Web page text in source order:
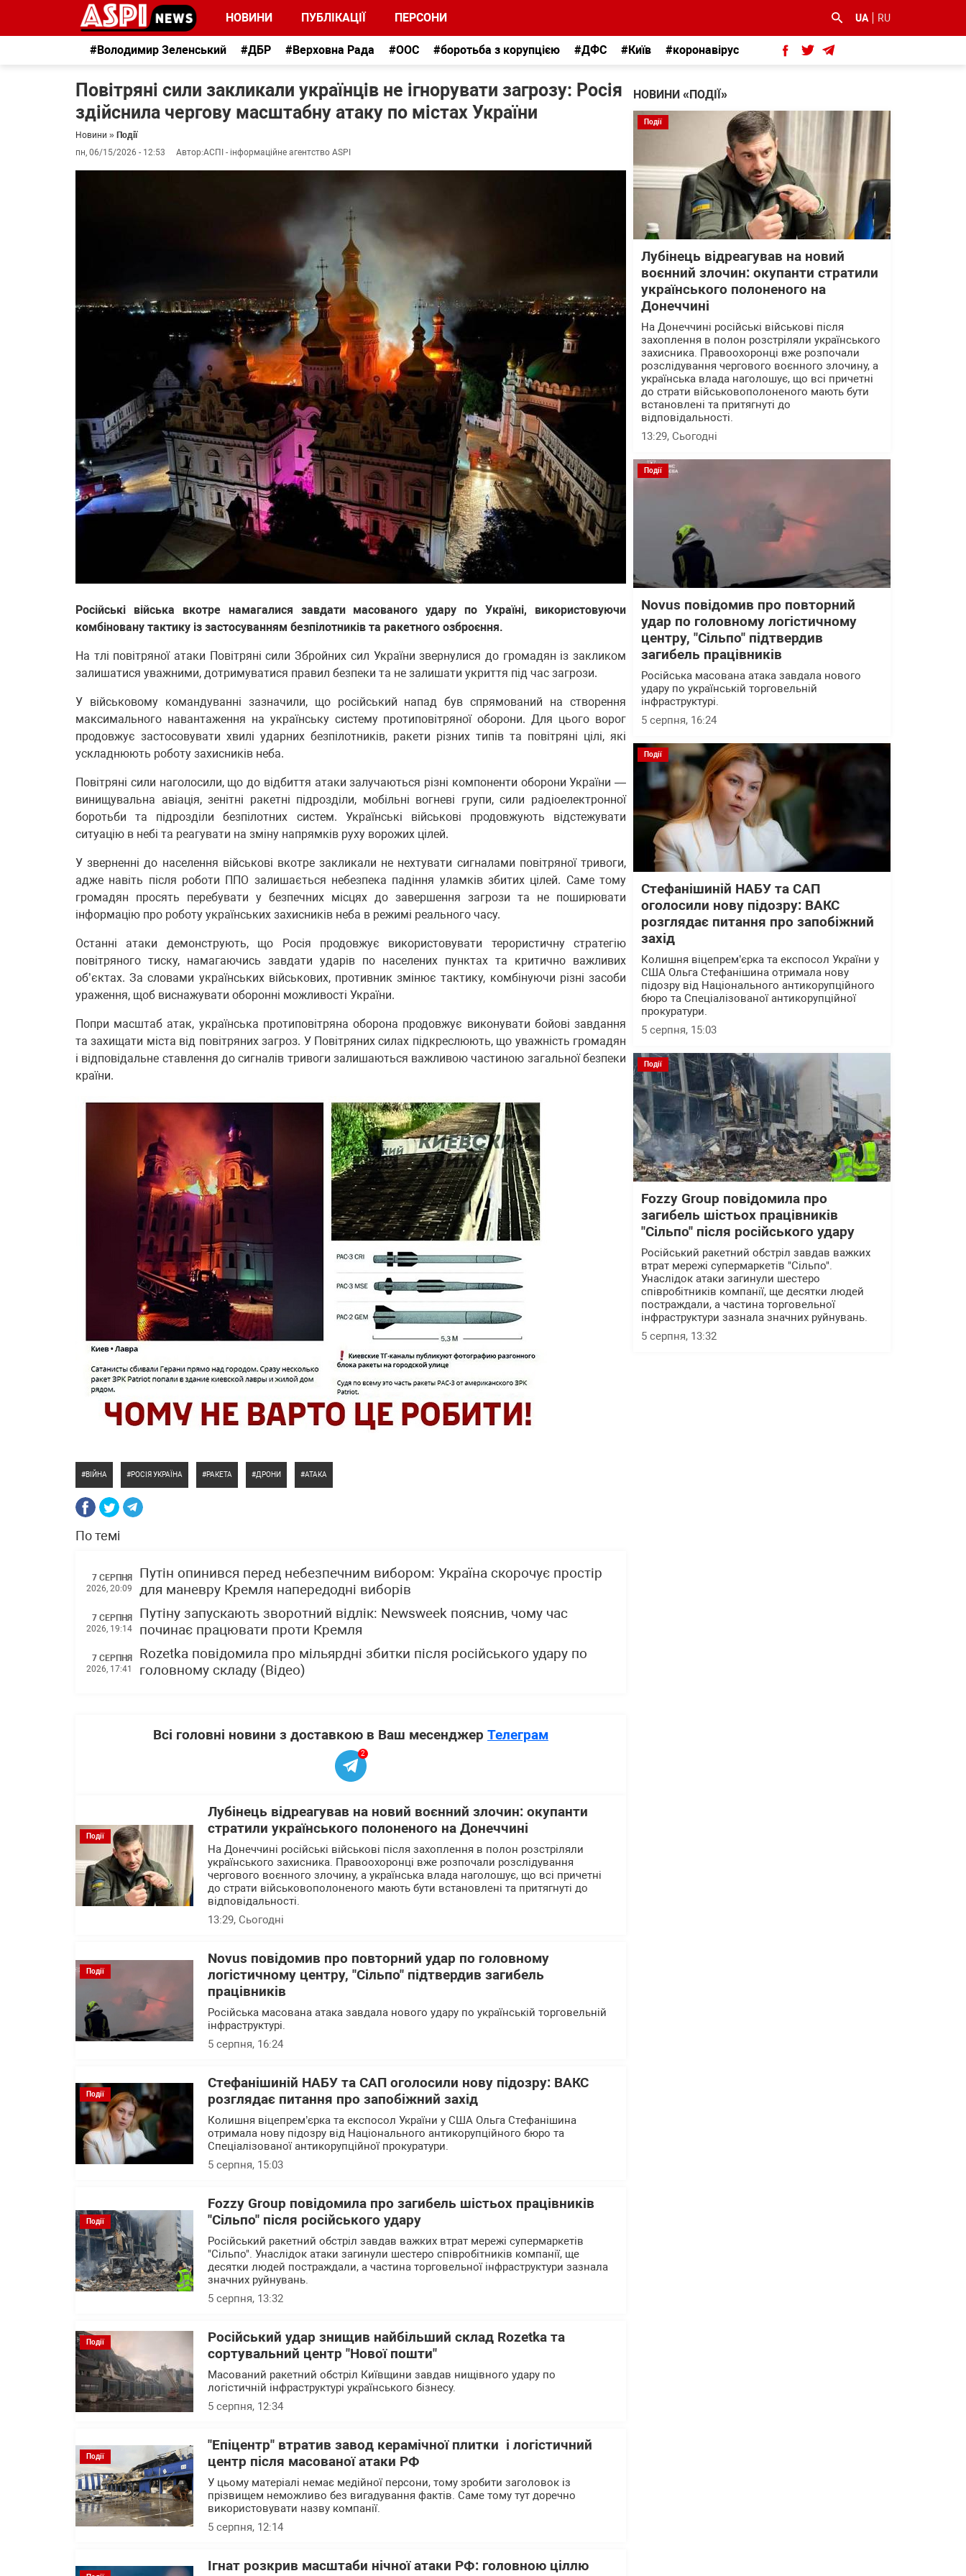
НОВИНИ ПУБЛІКАЦІЇ ПЕРСОНИ UA RU
#Володимир Зеленський #ДБР #Верховна Рада #ООС #боротьба з корупцією #ДФС #Київ #коронавірус
Повітряні сили закликали українців не ігнорувати загрозу: Росія
здійснила чергову масштабну атаку по містах України
Новини » Події
пн, 06/15/2026 - 12:53
Автор:АСПІ - інформаційне агентство ASPI
Російські війська вкотре намагалися завдати масованого удару по Україні, використовуючи
комбіновану тактику із застосуванням безпілотників та ракетного озброєння.
На тлі повітряної атаки Повітряні сили Збройних сил України звернулися до громадян із закликом
залишатися уважними, дотримуватися правил безпеки та не залишати укриття під час загрози.
У військовому командуванні зазначили, що російський напад був спрямований на створення
максимального навантаження на українську систему протиповітряної оборони. Для цього ворог
продовжує застосовувати хвилі ударних безпілотників, ракети різних типів та повітряні цілі, які
ускладнюють роботу захисників неба.
Повітряні сили наголосили, що до відбиття атаки залучаються різні компоненти оборони України —
винищувальна авіація, зенітні ракетні підрозділи, мобільні вогневі групи, сили радіоелектронної
боротьби та підрозділи безпілотних систем. Українські військові продовжують відстежувати
ситуацію в небі та реагувати на зміну напрямків руху ворожих цілей.
У зверненні до населення військові вкотре закликали не нехтувати сигналами повітряної тривоги,
адже навіть після роботи ППО залишається небезпека падіння уламків збитих цілей. Саме тому
громадян просять перебувати у безпечних місцях до завершення загрози та не поширювати
інформацію про роботу українських захисників неба в режимі реального часу.
Останні атаки демонструють, що Росія продовжує використовувати терористичну стратегію
повітряного тиску, намагаючись завдати ударів по населених пунктах та критично важливих
об’єктах. За словами українських військових, противник змінює тактику, комбінуючи різні засоби
ураження, щоб виснажувати оборонні можливості України.
Попри масштаб атак, українська протиповітряна оборона продовжує виконувати бойові завдання
та захищати міста від повітряних загроз. У Повітряних силах підкреслюють, що уважність громадян
і відповідальне ставлення до сигналів тривоги залишаються важливою частиною загальної безпеки
країни.
ВІЙНА РОСІЯ УКРАЇНА РАКЕТА ДРОНИ АТАКА
По темі
7 СЕРПНЯ
2026, 20:09
Путін опинився перед небезпечним вибором: Україна скорочує простір
для маневру Кремля напередодні виборів
7 СЕРПНЯ
2026, 19:14
Путіну запускають зворотний відлік: Newsweek пояснив, чому час
починає працювати проти Кремля
7 СЕРПНЯ
2026, 17:41
Rozetka повідомила про мільярдні збитки після російського удару по
головному складу (Відео)
Всі головні новини з доставкою в Ваш месенджер Телеграм
2
Події
Лубінець відреагував на новий воєнний злочин: окупанти
стратили українського полоненого на Донеччині
На Донеччині російські військові після захоплення в полон розстріляли
українського захисника. Правоохоронці вже розпочали розслідування
чергового воєнного злочину, а українська влада наголошує, що всі причетні
до страти військовополоненого мають бути встановлені та притягнуті до
відповідальності.
13:29, Сьогодні
Події
Novus повідомив про повторний удар по головному
логістичному центру, "Сільпо" підтвердив загибель
працівників
Російська масована атака завдала нового удару по українській торговельній
інфраструктурі.
5 серпня, 16:24
Події
Стефанішиній НАБУ та САП оголосили нову підозру: ВАКС
розглядає питання про запобіжний захід
Колишня віцепрем’єрка та експосол України у США Ольга Стефанішина
отримала нову підозру від Національного антикорупційного бюро та
Спеціалізованої антикорупційної прокуратури.
5 серпня, 15:03
Події
Fozzy Group повідомила про загибель шістьох працівників
"Сільпо" після російського удару
Російський ракетний обстріл завдав важких втрат мережі супермаркетів
"Сільпо". Унаслідок атаки загинули шестеро співробітників компанії, ще
десятки людей постраждали, а частина торговельної інфраструктури зазнала
значних руйнувань.
5 серпня, 13:32
Події
Російський удар знищив найбільший склад Rozetka та
сортувальний центр "Нової пошти"
Масований ракетний обстріл Київщини завдав нищівного удару по
логістичній інфраструктурі українського бізнесу.
5 серпня, 12:34
Події
"Епіцентр" втратив завод керамічної плитки і логістичний
центр після масованої атаки РФ
У цьому матеріалі немає медійної персони, тому зробити заголовок із
прізвищем неможливо без вигадування фактів. Саме тому тут доречно
використовувати назву компанії.
5 серпня, 12:14
Ігнат розкрив масштаби нічної атаки РФ: головною ціллю
НОВИНИ «ПОДІЇ»
Події
Лубінець відреагував на новий
воєнний злочин: окупанти стратили
українського полоненого на
Донеччині
На Донеччині російські військові після
захоплення в полон розстріляли українського
захисника. Правоохоронці вже розпочали
розслідування чергового воєнного злочину, а
українська влада наголошує, що всі причетні
до страти військовополоненого мають бути
встановлені та притягнуті до
відповідальності.
13:29, Сьогодні
Події
Novus повідомив про повторний
удар по головному логістичному
центру, "Сільпо" підтвердив
загибель працівників
Російська масована атака завдала нового
удару по українській торговельній
інфраструктурі.
5 серпня, 16:24
Події
Стефанішиній НАБУ та САП
оголосили нову підозру: ВАКС
розглядає питання про запобіжний
захід
Колишня віцепрем’єрка та експосол України у
США Ольга Стефанішина отримала нову
підозру від Національного антикорупційного
бюро та Спеціалізованої антикорупційної
прокуратури.
5 серпня, 15:03
Події
Fozzy Group повідомила про
загибель шістьох працівників
"Сільпо" після російського удару
Російський ракетний обстріл завдав важких
втрат мережі супермаркетів "Сільпо".
Унаслідок атаки загинули шестеро
співробітників компанії, ще десятки людей
постраждали, а частина торговельної
інфраструктури зазнала значних руйнувань.
5 серпня, 13:32